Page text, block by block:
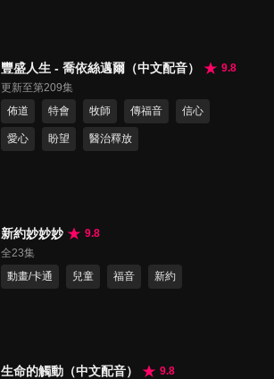
豐盛人生 - 喬依絲邁爾（中文配音）
9.8
更新至第209集
佈道
特會 牧師 傳福音 信心
愛心 盼望 醫治釋放
新約妙妙妙
9.8
全23集
動畫/卡通
兒童 福音 新約
生命的觸動（中文配音）
9.8